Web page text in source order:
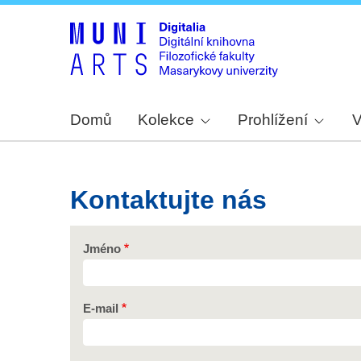
Domů Kolekce Prohlížení
Kontaktujte nás
Jméno
E-mail